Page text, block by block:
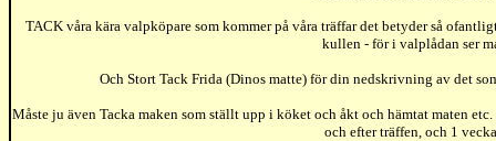
TACK våra kära valpköpare som kommer på våra träffar det betyder så
kullen - för i valplådan ser
Och Stort Tack Frida (Dinos matte) för din nedskrivning av det
Måste ju även Tacka maken som ställt upp i köket och åkt och hämtat maten
och efter träffen, och 1